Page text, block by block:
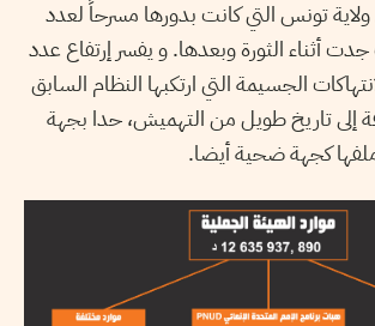
ولاية تونس التي كانت بدورها مسرحاً لعدد
جدت أثناء الثورة وبعدها. و يفسر إرتفاع عدد
الجسيمة التي ارتكبها النظام السابق
إضافة إلى تاريخ طويل من التهميش، حدا بجهة
ملفها كجهة ضحية أيضا.